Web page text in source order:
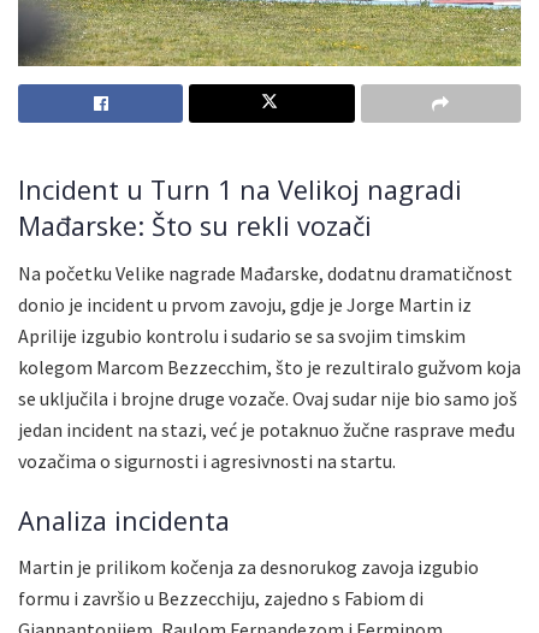
Incident u Turn 1 na Velikoj nagradi
Mađarske: Što su rekli vozači
Na početku Velike nagrade Mađarske, dodatnu dramatičnost
donio je incident u prvom zavoju, gdje je Jorge Martin iz
Aprilije izgubio kontrolu i sudario se sa svojim timskim
kolegom Marcom Bezzecchim, što je rezultiralo gužvom koja
se uključila i brojne druge vozače. Ovaj sudar nije bio samo još
jedan incident na stazi, već je potaknuo žučne rasprave među
vozačima o sigurnosti i agresivnosti na startu.
Analiza incidenta
Martin je prilikom kočenja za desnorukog zavoja izgubio
formu i završio u Bezzecchiju, zajedno s Fabiom di